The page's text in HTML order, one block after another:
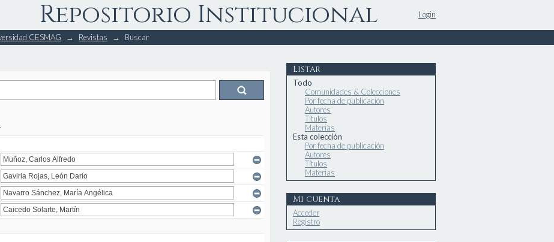
Repositorio Institucional Login
CESMAG → Revistas → Buscar
Listar
Todo
Comunidades & Colecciones
Por fecha de publicación
Autores
Títulos
Materias
Esta colección
Por fecha de publicación
Autores
Títulos
Materias
Mi cuenta
Acceder
Registro